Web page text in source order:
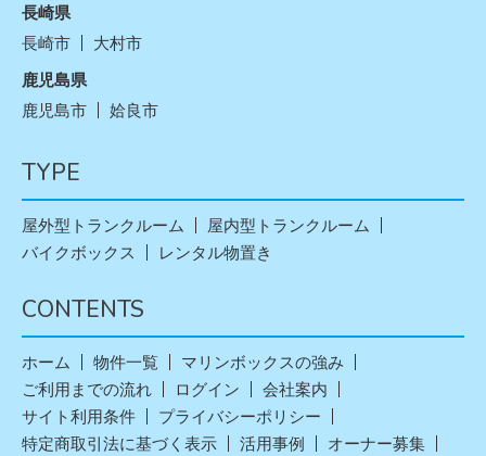
長崎県
長崎市
大村市
鹿児島県
鹿児島市
姶良市
TYPE
屋外型トランクルーム
屋内型トランクルーム
バイクボックス
レンタル物置き
CONTENTS
ホーム 物件一覧
マリンボックスの強み
ご利用までの流れ
ログイン
会社案内
サイト利用条件
プライバシーポリシー
特定商取引法に基づく表示
活用事例
オーナー募集